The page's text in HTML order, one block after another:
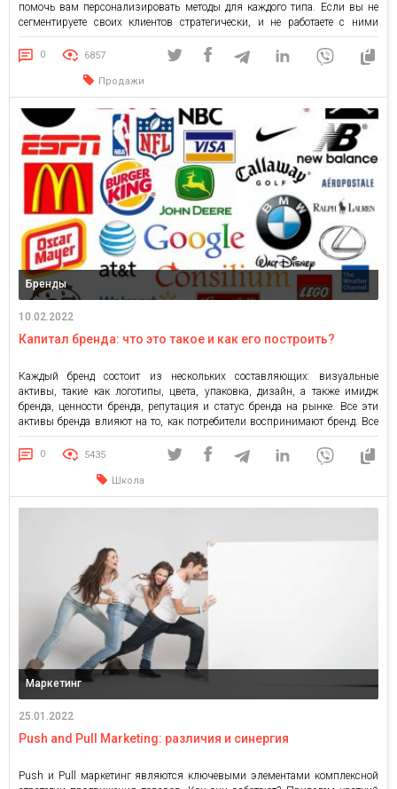
помочь вам персонализировать методы для каждого типа. Если вы не
сегментируете своих клиентов стратегически, и не работаете с ними
соответствующим образом, вы потеряете массу лояльных клиентов и
большую часть своих продаж. Давайте подробнее рассмотрим 11
0 6857
Продажи
Бренды
10.02.2022
Капитал бренда: что это такое и как его построить?
Каждый бренд состоит из нескольких составляющих: визуальные
активы, такие как логотипы, цвета, упаковка, дизайн, а также имидж
бренда, ценности бренда, репутация и статус бренда на рынке. Все эти
активы бренда влияют на то, как потребители воспринимают бренд. Все
компоненты бренда используются для создания ценности бренда.
Маркетологи и специалисты по брендингу должны обращать внимание
0 5435
Школа
Маркетинг
25.01.2022
Push and Pull Marketing: различия и синергия
Push и Pull маркетинг являются ключевыми элементами комплексной